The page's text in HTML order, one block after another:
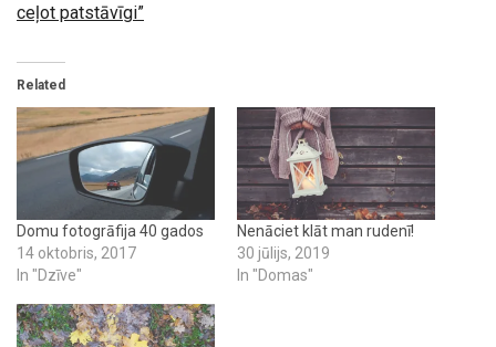
ceļot patstāvīgi”
Related
Domu fotogrāfija 40 gados
14 oktobris, 2017
In "Dzīve"
Nenāciet klāt man rudenī!
30 jūlijs, 2019
In "Domas"